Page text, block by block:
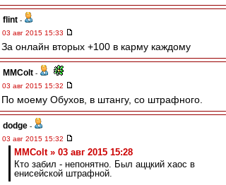
flint -
03 авг 2015 15:33
За онлайн вторых +100 в карму каждому
MMColt -
03 авг 2015 15:32
По моему Обухов, в штангу, со штрафного.
dodge -
03 авг 2015 15:32
MMColt » 03 авг 2015 15:28
Кто забил - непонятно. Был аццкий хаос в
енисейской штрафной.